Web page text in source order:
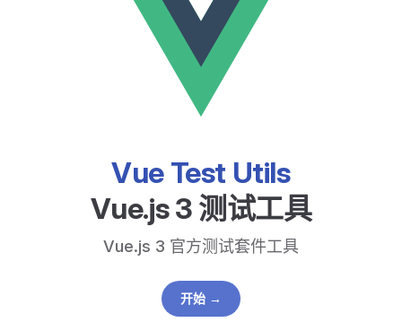
Vue Test Utils
Vue.js 3 测试工具
Vue.js 3 官方测试套件工具
开始 →